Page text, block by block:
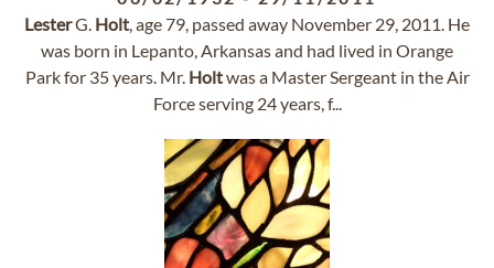
LesterG. Holt, age 79, passed away November 29, 2011. He
was born in Lepanto, Arkansas and had lived in Orange
Park for 35 years. Mr. Holtwas a Master Sergeant in the Air
Force serving 24 years, f...